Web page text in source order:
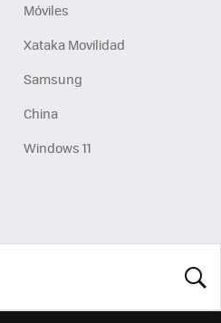
Móviles
Xataka Movilidad
Samsung
China
Windows 11